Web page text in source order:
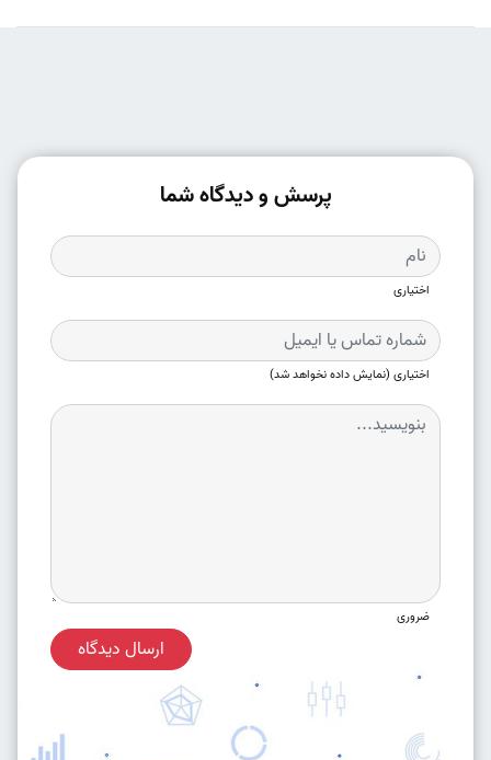
پرسش و دیدگاه شما
اختیاری
اختیاری (نمایش داده نخواهد شد)
ضروری
ارسال دیدگاه